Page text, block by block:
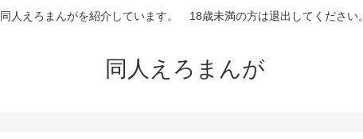
同人えろまんがを紹介しています。 18歳未満の方は退出してください。
同人えろまんが